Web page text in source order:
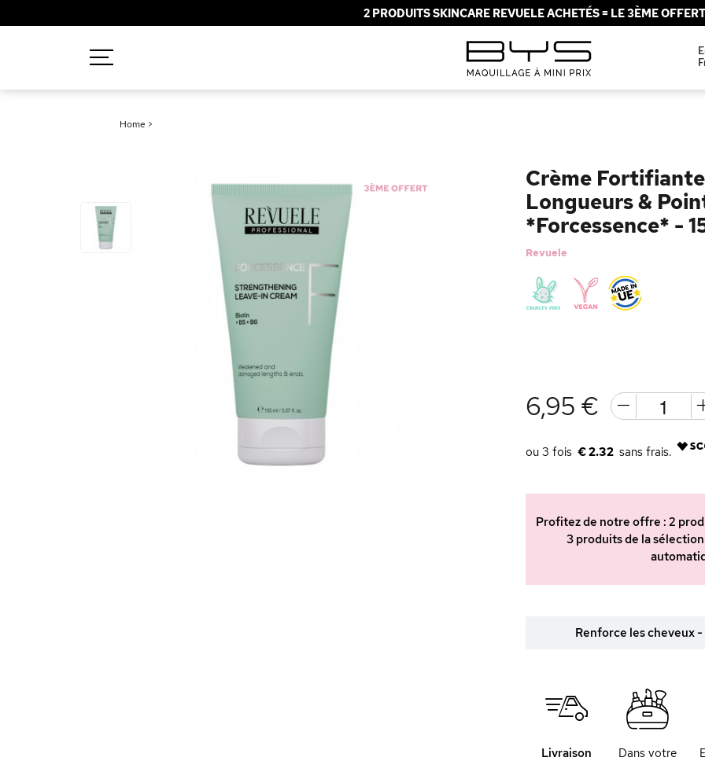
2 PRODUITS SKINCARE REVUELE ACHETÉS = LE 3ÈME
Home >
Crème
Longueurs &
*Forcessence* -
Revuele
6,95 €
€ 2.32
Profitez de notre offre : 2
3 produits de la
Renforce les cheveux
Livraison
Dans votre
Solaire
Brumes